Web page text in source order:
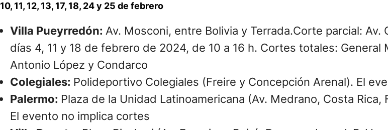
10, 11, 12, 13, 17, 18, 24 y 25 de febrero
Villa Pueyrredón: Av. Mosconi, entre Bolivia y Terrada.Corte parcial:
días 4, 11 y 18 de febrero de 2024, de 10 a 16 h. Cortes totales:
Antonio López y Condarco
Colegiales: Polideportivo Colegiales (Freire y Concepción Arenal). El
Palermo: Plaza de la Unidad Latinoamericana (Av. Medrano, Costa
El evento no implica cortes